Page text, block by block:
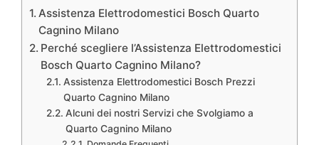
Assistenza Elettrodomestici Bosch Quarto
Cagnino Milano
Perché scegliere l’Assistenza Elettrodomestici
Bosch Quarto Cagnino Milano?
Assistenza Elettrodomestici Bosch Prezzi
Quarto Cagnino Milano
Alcuni dei nostri Servizi che Svolgiamo a
Quarto Cagnino Milano